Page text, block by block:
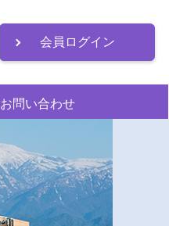
会員ログイン
お問い合わせ